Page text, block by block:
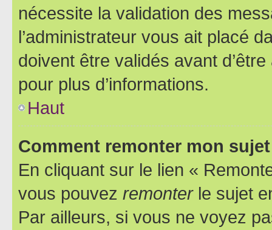
nécessite la validation des
l’administrateur vous ait placé
doivent être validés avant
pour plus d’informations.
Haut
Comment remonter mon
En cliquant sur le lien «
vous pouvez remonterle sujet
Par ailleurs, si vous ne voyez